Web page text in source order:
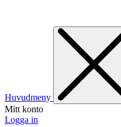
Huvudmeny
Mitt konto
Logga in